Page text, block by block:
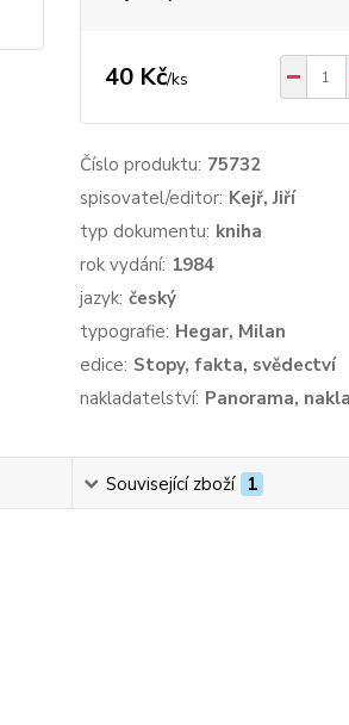
40 Kč/ks
Číslo produktu: 75732
spisovatel/editor: Kejř, Jiří
typ dokumentu: kniha
rok vydání: 1984
jazyk: český
typografie: Hegar, Milan
edice: Stopy, fakta, svědectví
nakladatelství: Panorama,
Související zboží 1